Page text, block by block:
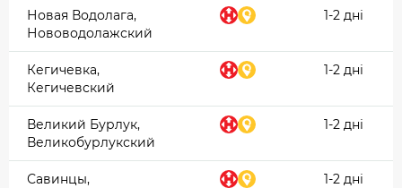
Новая Водолага,
Нововодолажский
1-2 дні
Кегичевка,
Кегичевский
1-2 дні
Великий Бурлук,
Великобурлукский
1-2 дні
Савинцы,
1-2 дні